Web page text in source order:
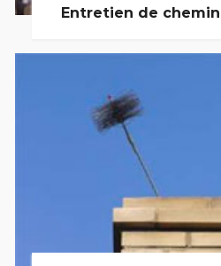
Entretien de